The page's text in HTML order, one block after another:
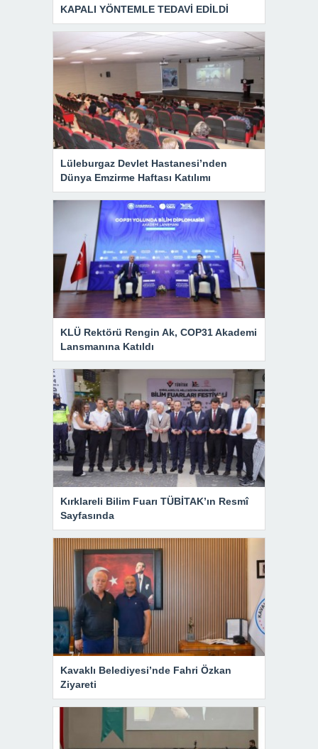
KAPALI YÖNTEMLE TEDAVİ EDİLDİ
Lüleburgaz Devlet Hastanesi’nden
Dünya Emzirme Haftası Katılımı
KLÜ Rektörü Rengin Ak, COP31 Akademi
Lansmanına Katıldı
Kırklareli Bilim Fuarı TÜBİTAK’ın Resmî
Sayfasında
Kavaklı Belediyesi’nde Fahri Özkan
Ziyareti